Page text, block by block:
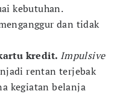
kebutuhan.
dan tidak
kredit. Impulsive
rentan terjebak
kegiatan belanja